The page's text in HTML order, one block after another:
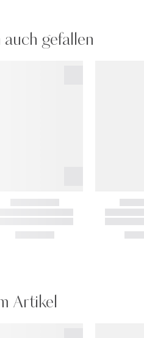
gefallen
Artikel